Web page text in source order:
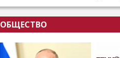
ОБЩЕСТВО